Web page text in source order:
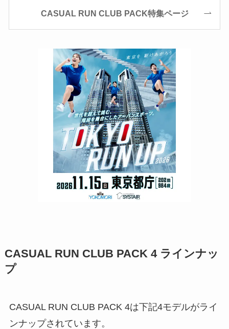
CASUAL RUN CLUB PACK特集ページ
CASUAL RUN CLUB PACK 4 ラインナッ
プ
CASUAL RUN CLUB PACK 4は下記4モデルがライ
ンナップされています。